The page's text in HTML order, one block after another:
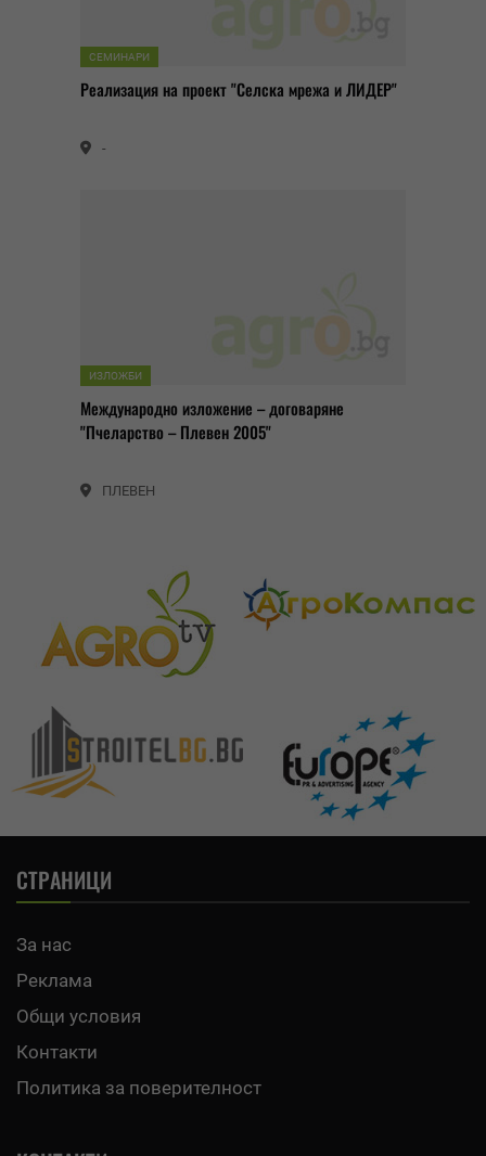
СЕМИНАРИ
Реализация на проект "Селска мрежа и ЛИДЕР"
-
ИЗЛОЖБИ
Международно изложение – договаряне
"Пчеларство – Плевен 2005"
ПЛЕВЕН
СТРАНИЦИ
За нас
Реклама
Общи условия
Контакти
Политика за поверителност